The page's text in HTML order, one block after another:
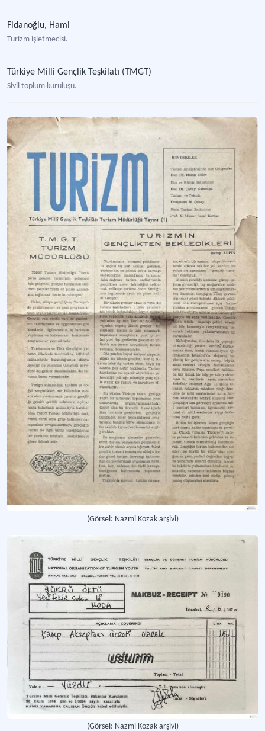
Fidanoğlu, Hami
Turizm işletmecisi.
Türkiye Milli Gençlik Teşkilatı (TMGT)
Sivil toplum kuruluşu.
Türkiye Milli Talebe Federasyonu (TMTF)
Yükseköğrenim öğrenci örgütlenmesi
Türkiye Milli Talebe Federasyonu (TMTF) Okulu
Öğrenci örgütlenmesi.
Türkiye Gençlik Hostelleri Derneği
Türkiye’de gençlik hostelleri kurmak, kurulmasını ve yönetimine katkı
Türkiye Milli Talebe Federasyonu Turizm Müdürlüğü
Türkiye Milli Talebe Federasyonu bünyesinde 1949 - 1968 yılları arasında
Türkiye Milli Gençlik Teşkilatı’nın İstanbul Turizmi Raporu
TMGT Turizm Müdürü Oktay Alpin imzasıyla 1961 yılında yayımlanan rapor
(Görsel: Nazmi Kozak arşivi)
(Görsel: Nazmi Kozak arşivi)